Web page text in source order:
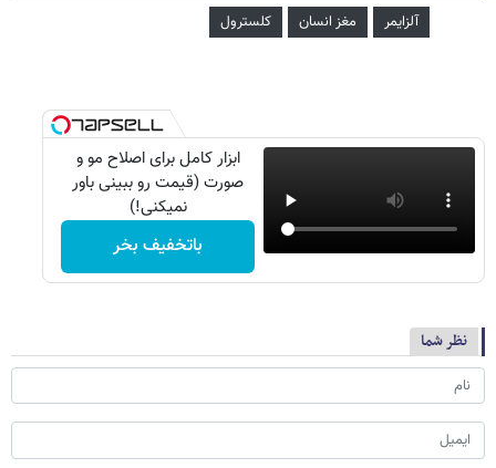
آلزایمر مغز انسان کلسترول
ابزار کامل برای اصلاح مو و
صورت (قیمت رو ببینی باور
نمیکنی!)
باتخفیف بخر
نظر شما